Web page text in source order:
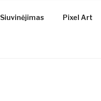
Siuvinėjimas Pixel Art